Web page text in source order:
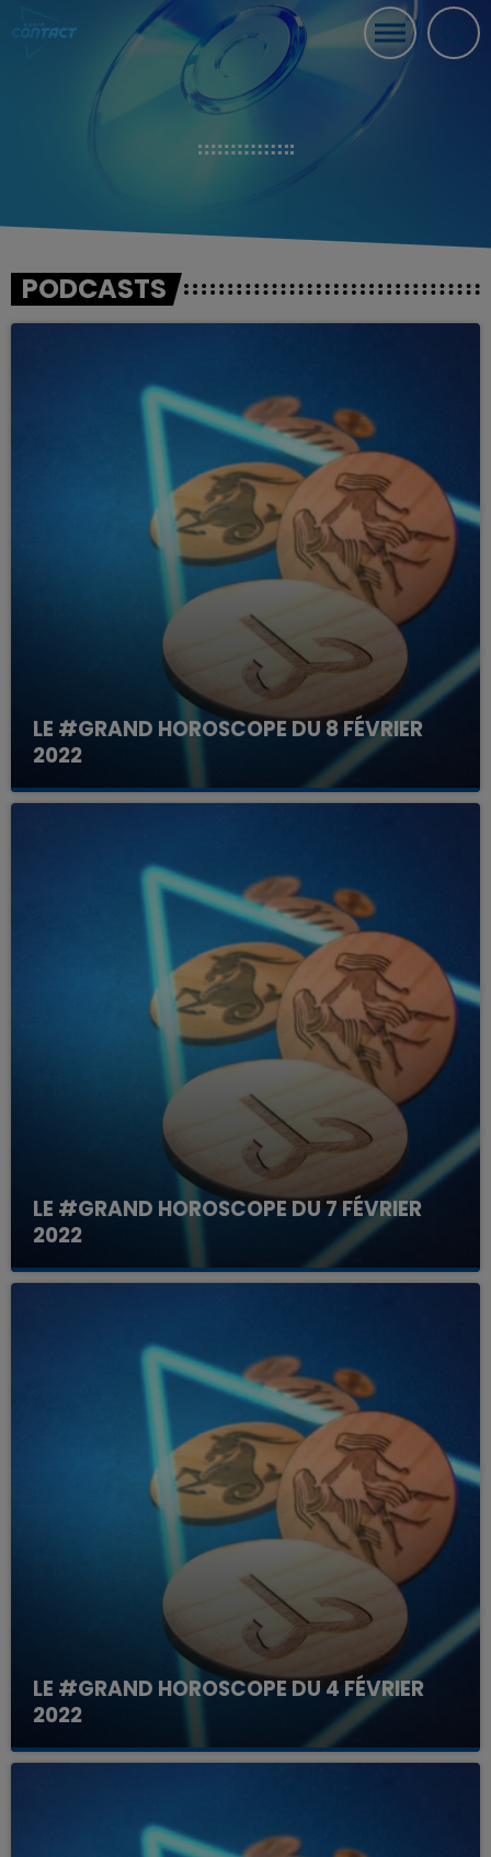
PODCASTS
LE #GRAND HOROSCOPE DU 8 FÉVRIER
2022
Votre horoscope du jour
LE #GRAND HOROSCOPE DU 7 FÉVRIER
2022
Votre horoscope du jour
LE #GRAND HOROSCOPE DU 4 FÉVRIER
2022
Votre horoscope du jour